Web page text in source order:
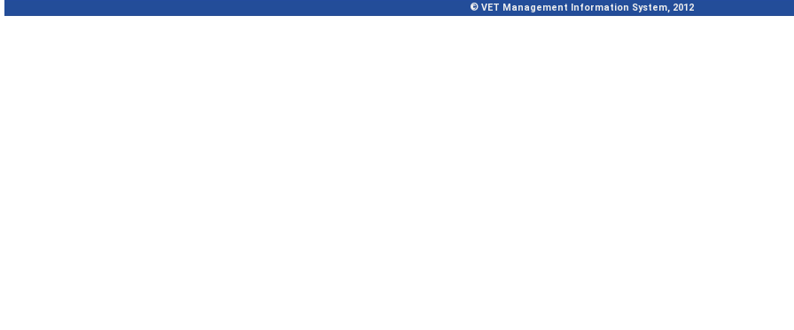
© VET Management Information System, 2012